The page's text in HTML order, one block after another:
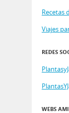
Recetas
Viajes
REDES
WEBS